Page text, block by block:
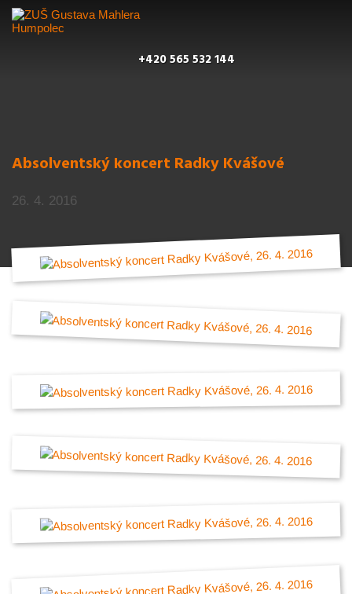
+420 565 532 144
Absolventský koncert Radky Kvášové
26. 4. 2016